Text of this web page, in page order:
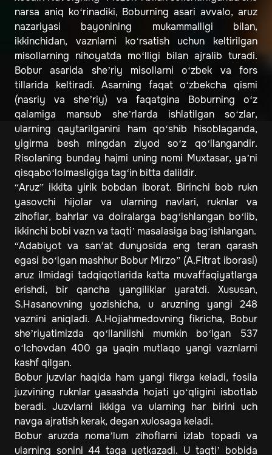
narsa aniq ko‘rinadiki, Boburning asari avvalo, aruz
nazariyasi bayonining mukammalligi bilan,
ikkinchidan, vaznlarni ko‘rsatish uchun keltirilgan
misollarning nihoyatda mo‘lligi bilan ajralib turadi.
Bobur asarida she’riy misollarni o‘zbek va fors
tillarida keltiradi. Asarning faqat o‘zbekcha qismi
(nasriy va she’riy) va faqatgina Boburning o‘z
qalamiga mansub she’rlarda ishlatilgan so‘zlar,
ularning qaytarilganini ham qo‘shib hisoblaganda,
yigirma besh mingdan ziyod so‘z qo‘llangandir.
Risolaning bunday hajmi uning nomi Muxtasar, ya’ni
qisqabo‘lolmasligiga tag‘in bitta dalildir.
“Aruz” ikkita yirik bobdan iborat. Birinchi bob rukn
yasovchi hijolar va ularning navlari, ruknlar va
zihoflar, bahrlar va doiralarga bag‘ishlangan bo‘lib,
ikkinchi bobi vazn va taqti’ masalasiga bag‘ishlangan.
“Adabiyot va san’at dunyosida eng teran qarash
egasi bo‘lgan mashhur Bobur Mirzo” (A.Fitrat iborasi)
aruz ilmidagi tadqiqotlarida katta muvaffaqiyatlarga
erishdi, bir qancha yangiliklar yaratdi. Xususan,
S.Hasanovning yozishicha, u aruzning yangi 248
vaznini aniqladi. A.Hojiahmedovning fikricha, Bobur
she’riyatimizda qo‘llanilishi mumkin bo‘lgan 537
o‘lchovdan 400 ga yaqin mutlaqo yangi vaznlarni
kashf qilgan.
Bobur juzvlar haqida ham yangi fikrga keladi, fosila
juzvining ruknlar yasashda hojati yo‘qligini isbotlab
beradi. Juzvlarni ikkiga va ularning har birini uch
navga ajratish kerak, degan xulosaga keladi.
Bobur aruzda noma’lum zihoflarni izlab topadi va
ularning sonini 44 taga yetkazadi. U taqti’ bobida